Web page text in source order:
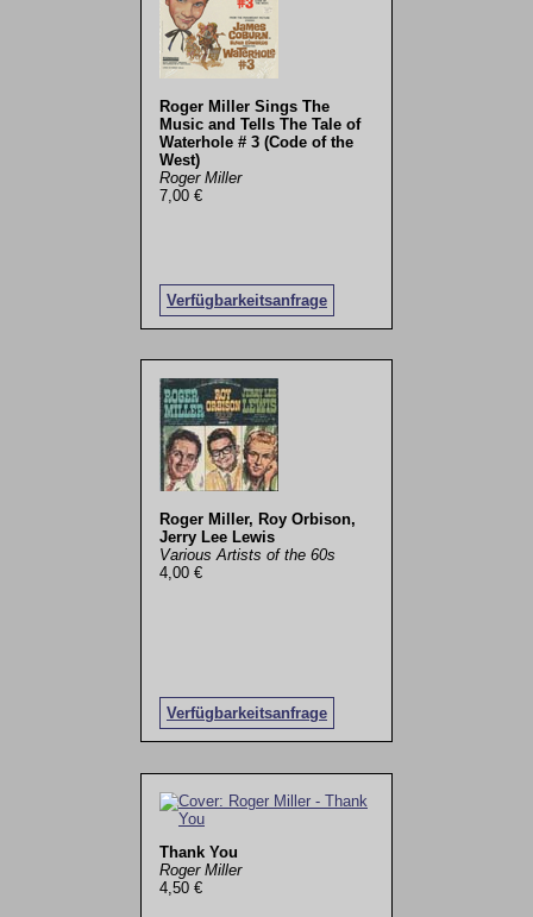
Roger Miller Sings The
Music and Tells The Tale of
Waterhole # 3 (Code of the
West)
Roger Miller
7,00 €
Verfügbarkeitsanfrage
Roger Miller, Roy Orbison,
Jerry Lee Lewis
Various Artists of the 60s
4,00 €
Verfügbarkeitsanfrage
Thank You
Roger Miller
4,50 €